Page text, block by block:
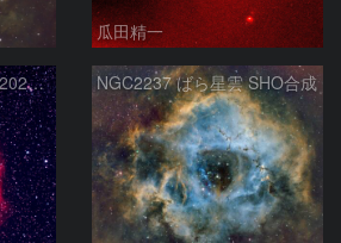
瓜田精一
バラ星雲 (NGC2237) (2026/02/15他2夜) NGC2237 ばら星雲 SHO合成